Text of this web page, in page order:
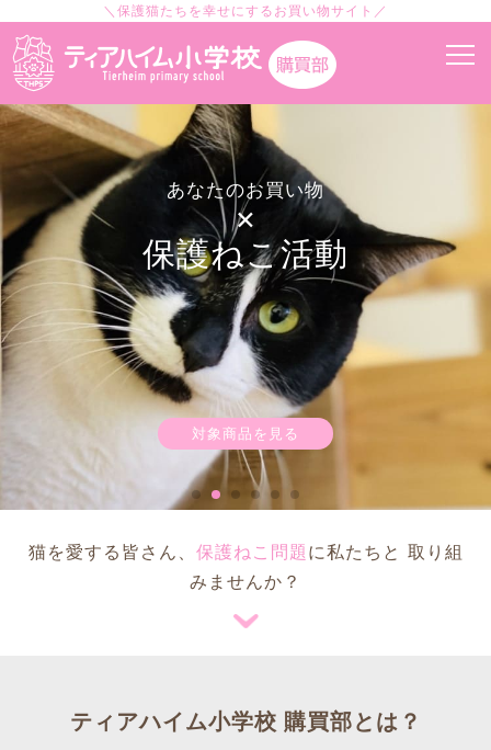
＼保護猫たちを幸せにするお買い物サイト／
あなたのお買い物
×
保護ねこ活動
対象商品を見る
猫を愛する皆さん、 保護ねこ問題 に私たちと 取り組
みませんか？
ティアハイム小学校 購買部とは？